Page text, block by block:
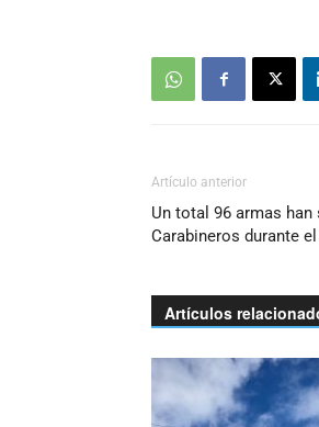
Artículo anterior
Un total 96 armas
Carabineros durante
Artículos